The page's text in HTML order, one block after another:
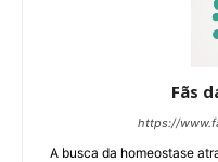
Fãs
https://
A busca da homeostase